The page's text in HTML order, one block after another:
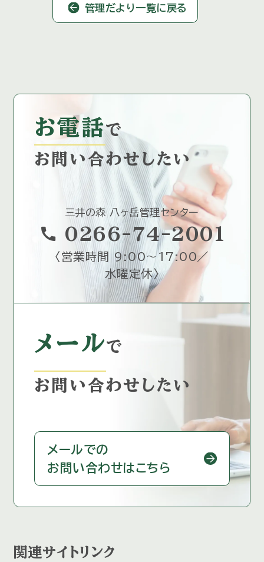
管理だより一覧に戻る
お電話で
お問い合わせしたい
三井の森 八ヶ岳管理センター
call 0266-74-2001
〈 営業時間 9:00～17:00／
水曜定休〉
メールで
お問い合わせしたい
メールでの
お問い合わせはこちら
関連サイトリンク